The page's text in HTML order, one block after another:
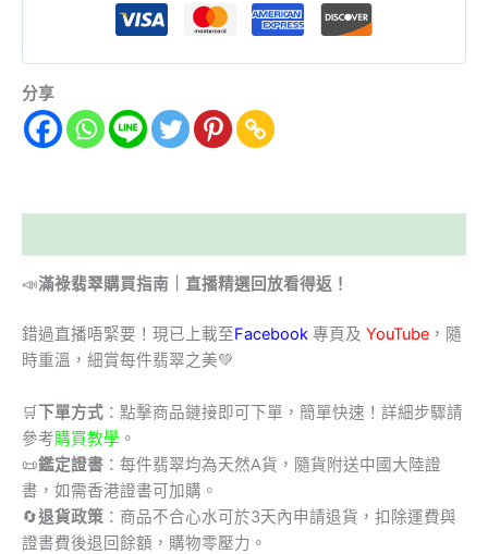
分享
📣滿祿翡翠購買指南｜直播精選回放看得返！
錯過直播唔緊要！現已上載至Facebook 專頁及 YouTube ，隨
時重溫，細賞每件翡翠之美💚
🛒下單方式 ：點擊商品鏈接即可下單，簡單快速！詳細步驟請
參考購買教學 。
📜鑑定證書 ：每件翡翠均為天然A貨，隨貨附送中國大陸證
書，如需香港證書可加購。
🔄退貨政策 ：商品不合心水可於3天內申請退貨，扣除運費與
證書費後退回餘額，購物零壓力。